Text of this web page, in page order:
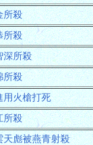
所殺
所殺
深所殺
所殺
用火槍打死
所殺
天彪被燕青射殺